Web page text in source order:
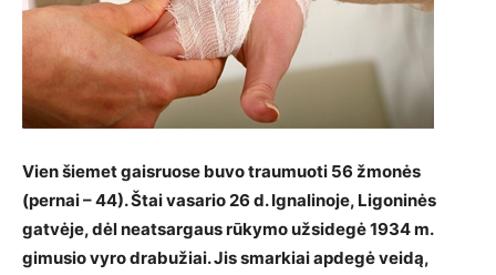
Vien šiemet gaisruose buvo traumuoti 56 žmonės
(pernai – 44). Štai vasario 26 d. Ignalinoje, Ligoninės
gatvėje, dėl neatsargaus rūkymo užsidegė 1934 m.
gimusio vyro drabužiai. Jis smarkiai apdegė veidą,